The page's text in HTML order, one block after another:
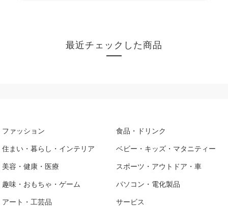
最近チェックした商品
ファッション 食品・ドリンク
住まい・暮らし・インテリア ベビー・キッズ・マタニティー
美容・健康・医療 スポーツ・アウトドア・車
趣味・おもちゃ・ゲーム パソコン・電化製品
アート・工芸品 サービス